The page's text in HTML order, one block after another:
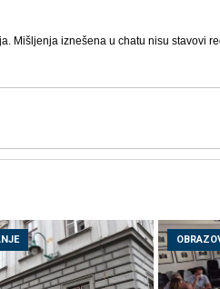
Mišljenja iznešena u chatu nisu stavovi